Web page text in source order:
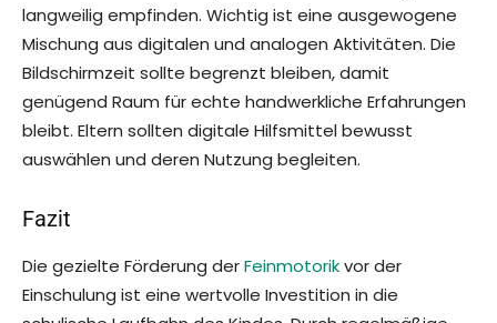
langweilig empfinden. Wichtig ist eine ausgewogene
Mischung aus digitalen und analogen Aktivitäten. Die
Bildschirmzeit sollte begrenzt bleiben, damit
genügend Raum für echte handwerkliche Erfahrungen
bleibt. Eltern sollten digitale Hilfsmittel bewusst
auswählen und deren Nutzung begleiten.
Fazit
Die gezielte Förderung derFeinmotorikvor der
Einschulung ist eine wertvolle Investition in die